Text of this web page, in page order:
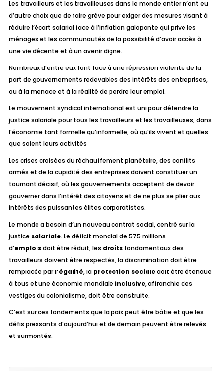
Les travailleurs et les travailleuses dans le monde entier n’ont eu
d’autre choix que de faire grève pour exiger des mesures visant à
réduire l’écart salarial face à l’inflation galopante qui prive les
ménages et les communautés de la possibilité d’avoir accès à
une vie décente et à un avenir digne.
Nombreux d’entre eux font face à une répression violente de la
part de gouvernements redevables des intérêts des entreprises,
ou à la menace et à la réalité de perdre leur emploi.
Le mouvement syndical international est uni pour défendre la
justice salariale pour tous les travailleurs et les travailleuses, dans
l’économie tant formelle qu’informelle, où qu’ils vivent et quelles
que soient leurs activités
Les crises croisées du réchauffement planétaire, des conflits
armés et de la cupidité des entreprises doivent constituer un
tournant décisif, où les gouvernements acceptent de devoir
gouverner dans l’intérêt des citoyens et de ne plus se plier aux
intérêts des puissantes élites corporatistes.
Le monde a besoin d’unnouveau contrat social, centré sur la
justice salariale. Le déficit mondial de 575 millions
d’emploisdoit être réduit, les droits fondamentaux des
travailleurs doivent être respectés, la discrimination doit être
remplacée par l’égalité, la protection socialedoit être étendue
à tous et une économie mondiale inclusive, affranchie des
vestiges du colonialisme, doit être construite.
C’est sur ces fondements que la paix peut être bâtie et que les
défis pressants d’aujourd’hui et de demain peuvent être relevés
et surmontés.